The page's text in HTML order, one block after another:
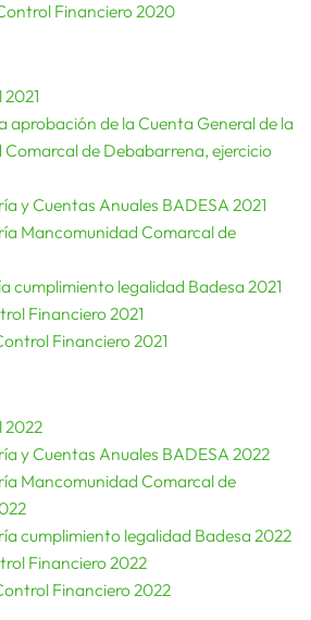
Financiero 2020
aprobación de la Cuenta General de la
de Debabarrena, ejercicio
y Cuentas Anuales BADESA 2021
Mancomunidad Comarcal de
cumplimiento legalidad Badesa 2021
Financiero 2021
Financiero 2021
2022
y Cuentas Anuales BADESA 2022
Mancomunidad Comarcal de
cumplimiento legalidad Badesa 2022
Financiero 2022
Financiero 2022